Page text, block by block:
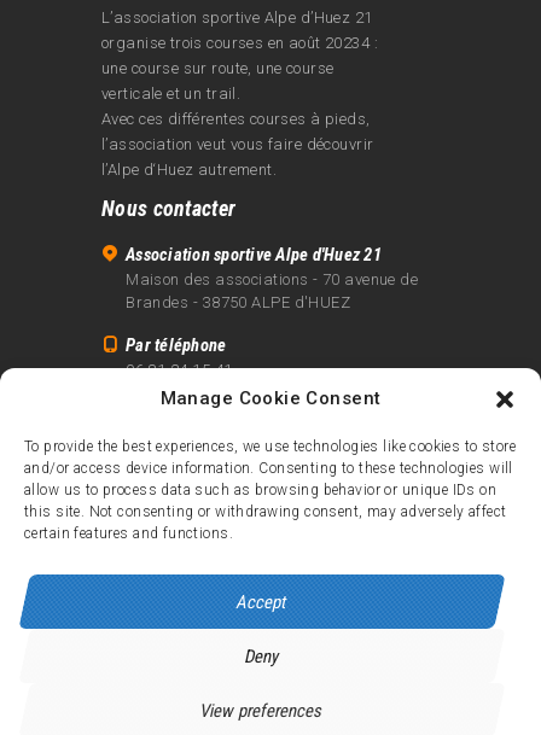
Manage Cookie Consent
To provide the best experiences, we use technologies like cookies to store
and/or access device information. Consenting to these technologies will
allow us to process data such as browsing behavior or unique IDs on
this site. Not consenting or withdrawing consent, may adversely affect
certain features and functions.
Accept
Deny
View preferences
L’association sportive Alpe d’Huez 21
organise trois courses en août 20234 :
une course sur route, une course
verticale et un trail.
Avec ces différentes courses à pieds,
l’association veut vous faire découvrir
l’Alpe d‘Huez autrement.
Nous contacter
Association sportive Alpe d'Huez 21
Maison des associations - 70 avenue de
Brandes - 38750 ALPE d'HUEZ
Par téléphone
06 81 24 15 41
info@alpe21.fr
Mentions légales
Contact
crédits